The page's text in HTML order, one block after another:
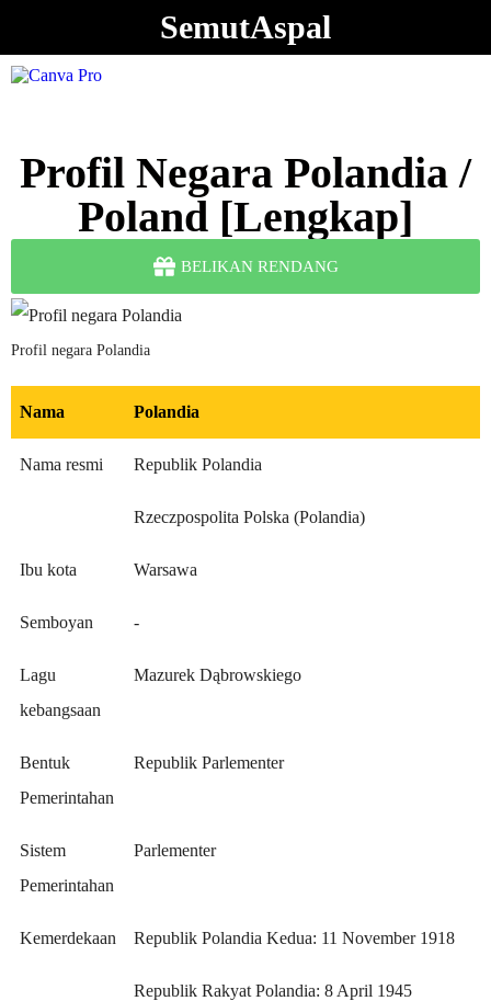
SemutAspal
Profil Negara Polandia /
Poland [Lengkap]
BELIKAN RENDANG
Profil negara Polandia
Nama Polandia
Nama resmi Republik Polandia
Rzeczpospolita Polska (Polandia)
Ibu kota Warsawa
Semboyan -
Lagu
kebangsaan
Mazurek Dąbrowskiego
Bentuk
Pemerintahan
Republik Parlementer
Sistem
Pemerintahan
Parlementer
Kemerdekaan Republik Polandia Kedua: 11 November 1918
Republik Rakyat Polandia: 8 April 1945